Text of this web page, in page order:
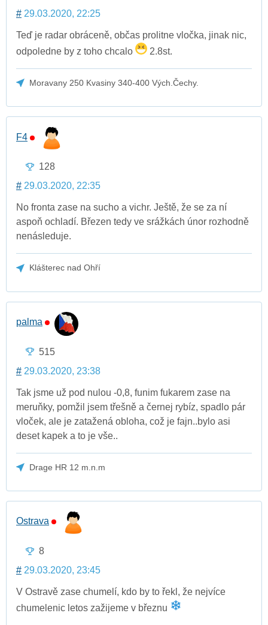
# 29.03.2020, 22:25
Teď je radar obráceně, občas prolitne vločka, jinak nic,
odpoledne by z toho chcalo
2.8st.
Moravany 250 Kvasiny 340-400 Vých.Čechy.
F4
128
# 29.03.2020, 22:35
No fronta zase na sucho a vichr. Ještě, že se za ní
aspoň ochladí. Březen tedy ve srážkách únor rozhodně
nenásleduje.
Klášterec nad Ohří
palma
515
# 29.03.2020, 23:38
Tak jsme už pod nulou -0,8, funim fukarem zase na
meruňky, pomžil jsem třešně a černej rybíz, spadlo pár
vloček, ale je zatažená obloha, což je fajn..bylo asi
deset kapek a to je vše..
Drage HR 12 m.n.m
Ostrava
8
# 29.03.2020, 23:45
V Ostravě zase chumelí, kdo by to řekl, že nejvíce
chumelenic letos zažijeme v březnu